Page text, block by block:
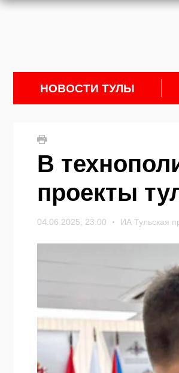
НОВОСТИ ТУЛЫ
В
проекты
04.06.2025, 23:00 ИА Тульская